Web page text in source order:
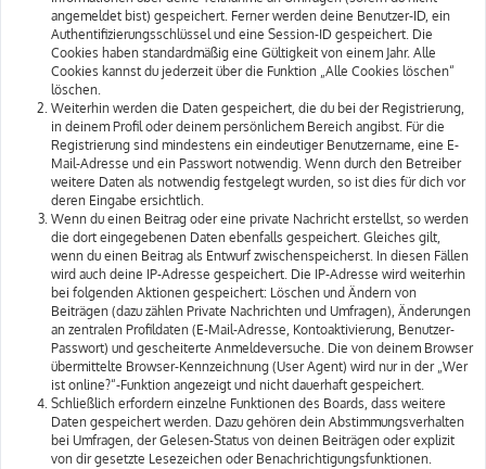
angemeldet bist) gespeichert. Ferner werden deine Benutzer-ID, ein
Authentifizierungsschlüssel und eine Session-ID gespeichert. Die
Cookies haben standardmäßig eine Gültigkeit von einem Jahr. Alle
Cookies kannst du jederzeit über die Funktion „Alle Cookies löschen“
löschen.
Weiterhin werden die Daten gespeichert, die du bei der Registrierung,
in deinem Profil oder deinem persönlichem Bereich angibst. Für die
Registrierung sind mindestens ein eindeutiger Benutzername, eine E-
Mail-Adresse und ein Passwort notwendig. Wenn durch den Betreiber
weitere Daten als notwendig festgelegt wurden, so ist dies für dich vor
deren Eingabe ersichtlich.
Wenn du einen Beitrag oder eine private Nachricht erstellst, so werden
die dort eingegebenen Daten ebenfalls gespeichert. Gleiches gilt,
wenn du einen Beitrag als Entwurf zwischenspeicherst. In diesen Fällen
wird auch deine IP-Adresse gespeichert. Die IP-Adresse wird weiterhin
bei folgenden Aktionen gespeichert: Löschen und Ändern von
Beiträgen (dazu zählen Private Nachrichten und Umfragen), Änderungen
an zentralen Profildaten (E-Mail-Adresse, Kontoaktivierung, Benutzer-
Passwort) und gescheiterte Anmeldeversuche. Die von deinem Browser
übermittelte Browser-Kennzeichnung (User Agent) wird nur in der „Wer
ist online?“-Funktion angezeigt und nicht dauerhaft gespeichert.
Schließlich erfordern einzelne Funktionen des Boards, dass weitere
Daten gespeichert werden. Dazu gehören dein Abstimmungsverhalten
bei Umfragen, der Gelesen-Status von deinen Beiträgen oder explizit
von dir gesetzte Lesezeichen oder Benachrichtigungsfunktionen.